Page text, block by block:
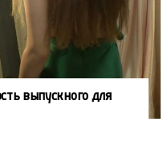
выпускного для